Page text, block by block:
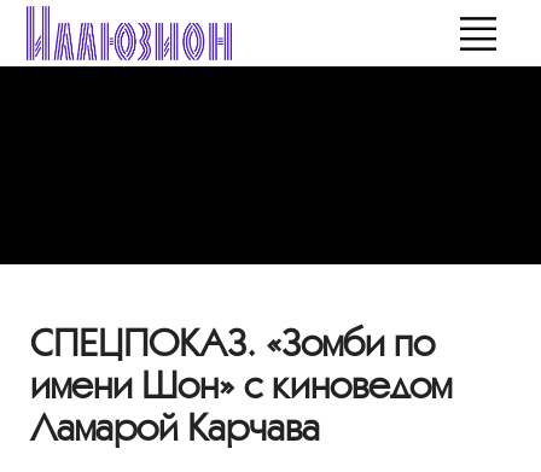
СПЕЦПОКАЗ. «Зомби по
имени Шон» с киноведом
Ламарой Карчава